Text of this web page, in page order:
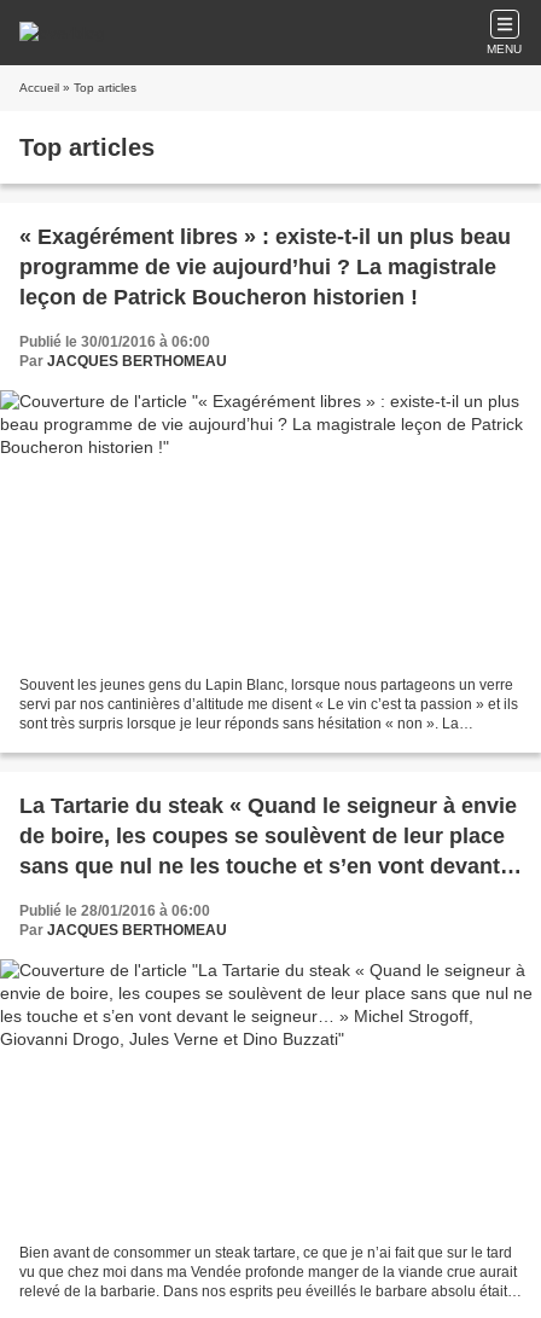
MENU
Accueil » Top articles
Top articles
« Exagérément libres » : existe-t-il un plus beau
programme de vie aujourd’hui ? La magistrale
leçon de Patrick Boucheron historien !
Publié le 30/01/2016 à 06:00
Par JACQUES BERTHOMEAU
Souvent les jeunes gens du Lapin Blanc, lorsque nous partageons un verre
servi par nos cantinières d’altitude me disent « Le vin c’est ta passion » et ils
sont très surpris lorsque je leur réponds sans hésitation « non ». La
La Tartarie du steak « Quand le seigneur à envie
de boire, les coupes se soulèvent de leur place
sans que nul ne les touche et s’en vont devant
Jules Verne et Dino Buzzati
Publié le 28/01/2016 à 06:00
Par JACQUES BERTHOMEAU
Bien avant de consommer un steak tartare, ce que je n’ai fait que sur le tard
vu que chez moi dans ma Vendée profonde manger de la viande crue aurait
relevé de la barbarie. Dans nos esprits peu éveillés le barbare absolu était